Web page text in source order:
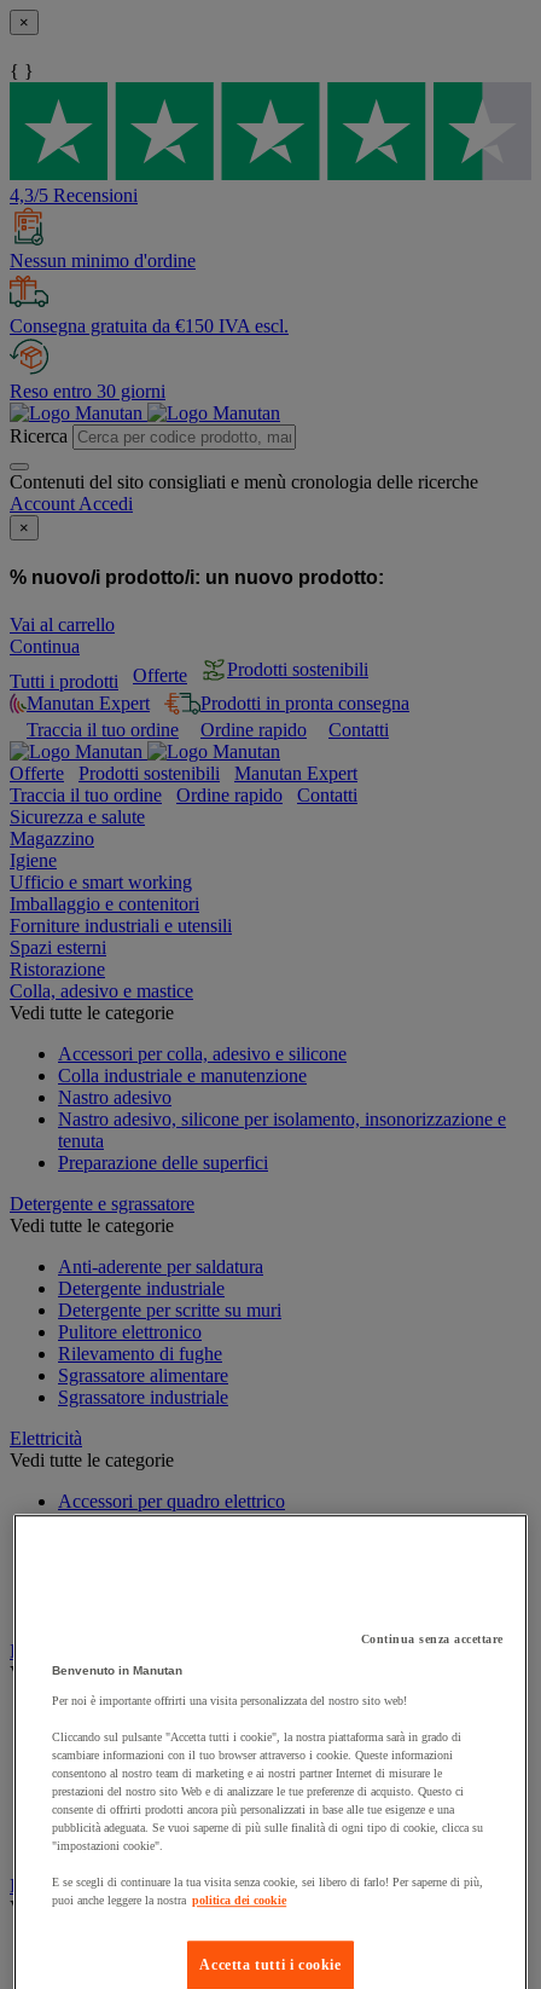
×
{ }
4,3/5 Recensioni
Nessun minimo d'ordine
Consegna gratuita da €150 IVA escl.
Reso entro 30 giorni
Ricerca
Contenuti del sito consigliati e menù cronologia delle ricerche
Account Accedi
×
% nuovo/i prodotto/i: un nuovo prodotto:
Vai al carrello
Continua
Tutti i prodotti
Offerte
Prodotti sostenibili
Manutan Expert
Prodotti in pronta consegna
Traccia il tuo ordine
Ordine rapido Contatti
Offerte Prodotti sostenibili
Manutan Expert
Traccia il tuo ordine
Ordine rapido
Contatti
Sicurezza e salute
Magazzino
Igiene
Ufficio e smart working
Imballaggio e contenitori
Forniture industriali e utensili
Spazi esterni
Ristorazione
Colla, adesivo e mastice
Vedi tutte le categorie
Accessori per colla, adesivo e silicone
Colla industriale e manutenzione
Nastro adesivo
Nastro adesivo, silicone per isolamento, insonorizzazione e
tenuta
Preparazione delle superfici
Detergente e sgrassatore
Vedi tutte le categorie
Anti-aderente per saldatura
Detergente industriale
Detergente per scritte su muri
Pulitore elettronico
Rilevamento di fughe
Sgrassatore alimentare
Sgrassatore industriale
Elettricità
Vedi tutte le categorie
Accessori per quadro elettrico
Attrezzatura per quadro elettrico
Illuminazione
Vedi tutte le categorie
Illuminazione interna ed esterna
Lampada da officina
Lampada frontale
Lampada portatile
Lampadina
Proiettore da cantiere
Torcia
Ingrassaggio e lubrificazione
Vedi tutte le categorie
Attrezzi per lubrificazione
Continua senza accettare
Benvenuto in Manutan
Per noi è importante offrirti una visita personalizzata del nostro sito web!
Cliccando sul pulsante "Accetta tutti i cookie", la nostra piattaforma sarà in grado di
scambiare informazioni con il tuo browser attraverso i cookie. Queste informazioni
consentono al nostro team di marketing e ai nostri partner Internet di misurare le
prestazioni del nostro sito Web e di analizzare le tue preferenze di acquisto. Questo ci
consente di offrirti prodotti ancora più personalizzati in base alle tue esigenze e una
pubblicità adeguata. Se vuoi saperne di più sulle finalità di ogni tipo di cookie, clicca su
"impostazioni cookie".
E se scegli di continuare la tua visita senza cookie, sei libero di farlo! Per saperne di più,
puoi anche leggere la nostra politica dei cookie
Accetta tutti i cookie